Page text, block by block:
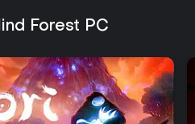
Forest PC